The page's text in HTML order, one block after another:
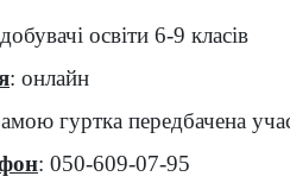
освіти 6-9 класів
: онлайн
гуртка передбачена
: 050-609-07-95